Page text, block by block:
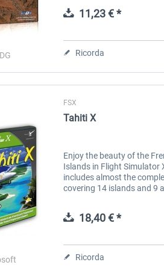
Boeing 737-800. It handles
11,23 € *
Ricorda
FSX
Tahiti X
Enjoy the beauty of the
Islands in Flight Simulator
includes almost the
covering 14 islands and 9
course this product should
18,40 € *
Ricorda